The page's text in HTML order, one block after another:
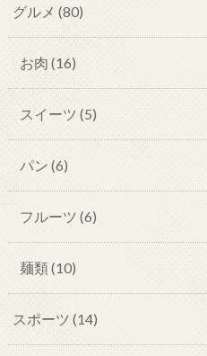
グルメ (80)
お肉 (16)
スイーツ (5)
パン (6)
フルーツ (6)
麺類(10)
スポーツ (14)